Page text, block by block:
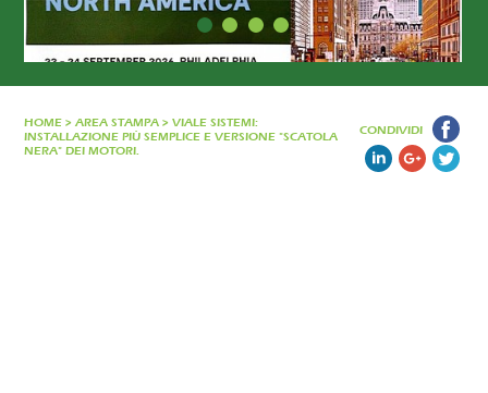
HOME > AREA STAMPA > VIALE SISTEMI:
INSTALLAZIONE PIÙ SEMPLICE E VERSIONE "SCATOLA
NERA" DEI MOTORI.
CONDIVIDI